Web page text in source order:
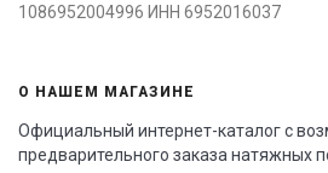
1086952004996 ИНН 6952016037
О НАШЕМ МАГАЗИНЕ
Официальный интернет-каталог с
предварительного заказа натяжных